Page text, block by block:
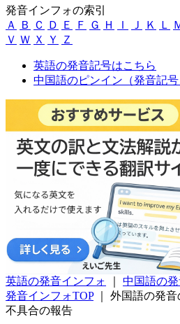
発音インフォの索引
Ａ
Ｂ Ｃ Ｄ Ｅ Ｆ Ｇ Ｈ Ｉ Ｊ Ｋ Ｌ
Ｖ Ｗ Ｘ Ｙ Ｚ
英語の発音記号はこちら
中国語のピンイン（発音記
英語の発音インフォ
中国語の
発音インフォTOP
外国語の発音
不具合の報告